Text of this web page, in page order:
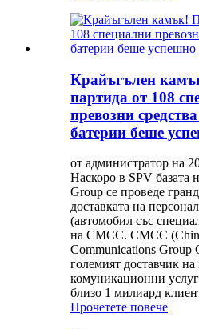
Крайъгълен
партида от 108
превозни
батерии беше
от администратор на
Наскоро в SPV базата
Group се проведе
доставката на
(автомобил със
на CMCC. CMCC
Communications Group
големият доставчик
комуникационни
близо 1 милиард
Прочетете повече